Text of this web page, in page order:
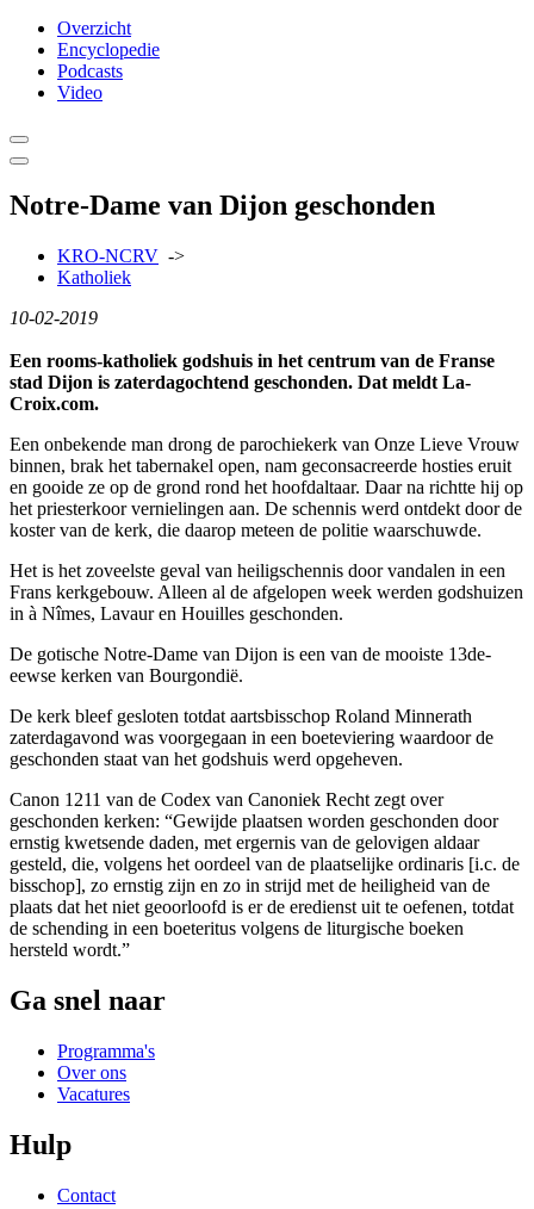
Overzicht
Encyclopedie
Podcasts
Video
Notre-Dame van Dijon geschonden
KRO-NCRV ->
Katholiek
10-02-2019
Een rooms-katholiek godshuis in het centrum van de Franse
stad Dijon is zaterdagochtend geschonden. Dat meldt La-
Croix.com.
Een onbekende man drong de parochiekerk van Onze Lieve Vrouw
binnen, brak het tabernakel open, nam geconsacreerde hosties eruit
en gooide ze op de grond rond het hoofdaltaar. Daar na richtte hij op
het priesterkoor vernielingen aan. De schennis werd ontdekt door de
koster van de kerk, die daarop meteen de politie waarschuwde.
Het is het zoveelste geval van heiligschennis door vandalen in een
Frans kerkgebouw. Alleen al de afgelopen week werden godshuizen
in à Nîmes, Lavaur en Houilles geschonden.
De gotische Notre-Dame van Dijon is een van de mooiste 13de-
eewse kerken van Bourgondië.
De kerk bleef gesloten totdat aartsbisschop Roland Minnerath
zaterdagavond was voorgegaan in een boeteviering waardoor de
geschonden staat van het godshuis werd opgeheven.
Canon 1211 van de Codex van Canoniek Recht zegt over
geschonden kerken: “Gewijde plaatsen worden geschonden door
ernstig kwetsende daden, met ergernis van de gelovigen aldaar
gesteld, die, volgens het oordeel van de plaatselijke ordinaris [i.c. de
bisschop], zo ernstig zijn en zo in strijd met de heiligheid van de
plaats dat het niet geoorloofd is er de eredienst uit te oefenen, totdat
de schending in een boeteritus volgens de liturgische boeken
hersteld wordt.”
Ga snel naar
Programma's
Over ons
Vacatures
Hulp
Contact